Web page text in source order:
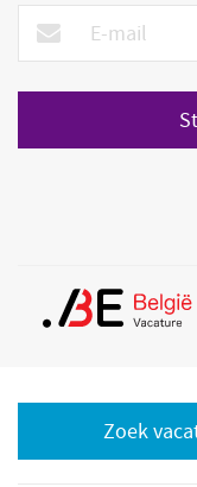
Zoek